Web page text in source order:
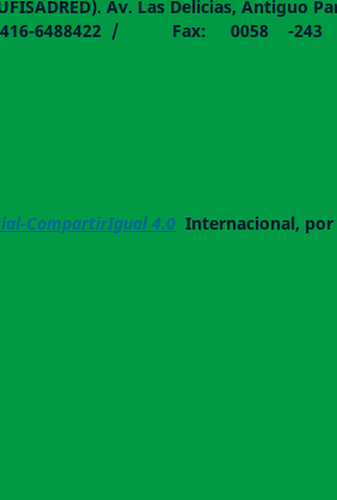
Av. Las Delicias, Antiguo
- 0416-6488422 / Fax: 0058 -243
CompartirIgual 4.0 Internacional,